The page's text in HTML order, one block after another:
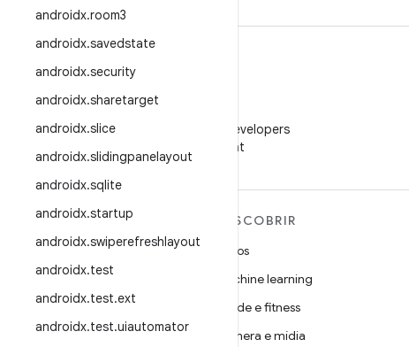
androidx.room3
androidx.savedstate
androidx.security
androidx.sharetarget
androidx.slice
androidx.slidingpanelayout
androidx.sqlite
androidx.startup
androidx.swiperefreshlayout
androidx.test
androidx.test.ext
androidx.test.uiautomator
Siga o Android Developers
no WeChat
MAIS SOBRE O ANDROID
Android
Android para empresas
Segurança
Source
DESCOBRIR
Jogos
Machine learning
Saúde e fitness
Câmera e mídia